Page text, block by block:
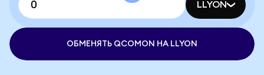
LLYON
ОБМЕНЯТЬ QCOMON НА LLYON